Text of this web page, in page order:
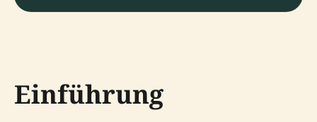
Einführung